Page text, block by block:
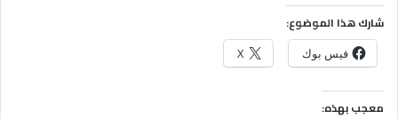
شارك هذا الموضوع:
فيس بوك X
معجب بهذه: